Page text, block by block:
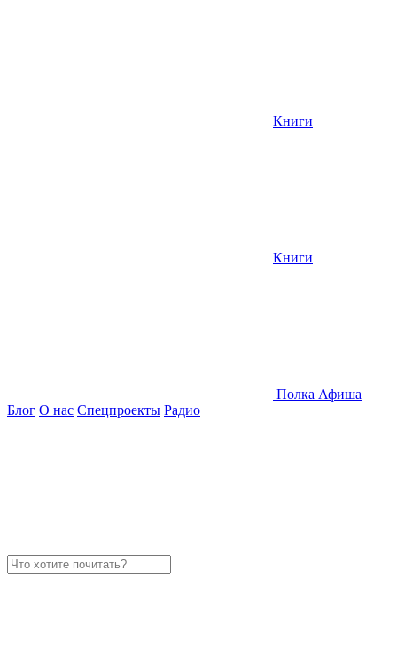
Книги
Книги
Полка Афиша
Блог О нас Спецпроекты Радио